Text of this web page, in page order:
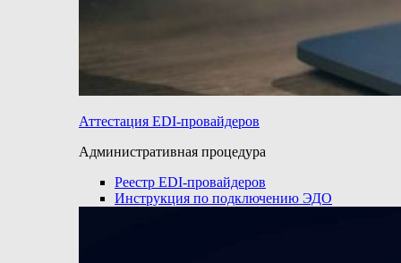
Аттестация EDI-провайдеров
Административная процедура
Реестр EDI-провайдеров
Инструкция по подключению ЭДО